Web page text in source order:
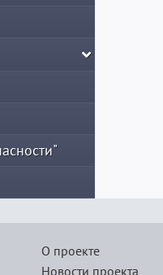
О проекте
Новости проекта